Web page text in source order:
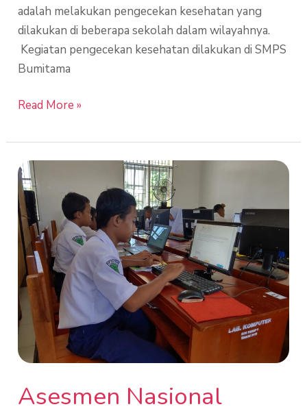
adalah melakukan pengecekan kesehatan yang
dilakukan di beberapa sekolah dalam wilayahnya.
Kegiatan pengecekan kesehatan dilakukan di SMPS
Bumitama
Read More »
Asesmen Nasional
Asesmen
Nasional
Berbasis
Komputer
(ANBK)
SMPS
Bumitama
Cempaga
Hulu